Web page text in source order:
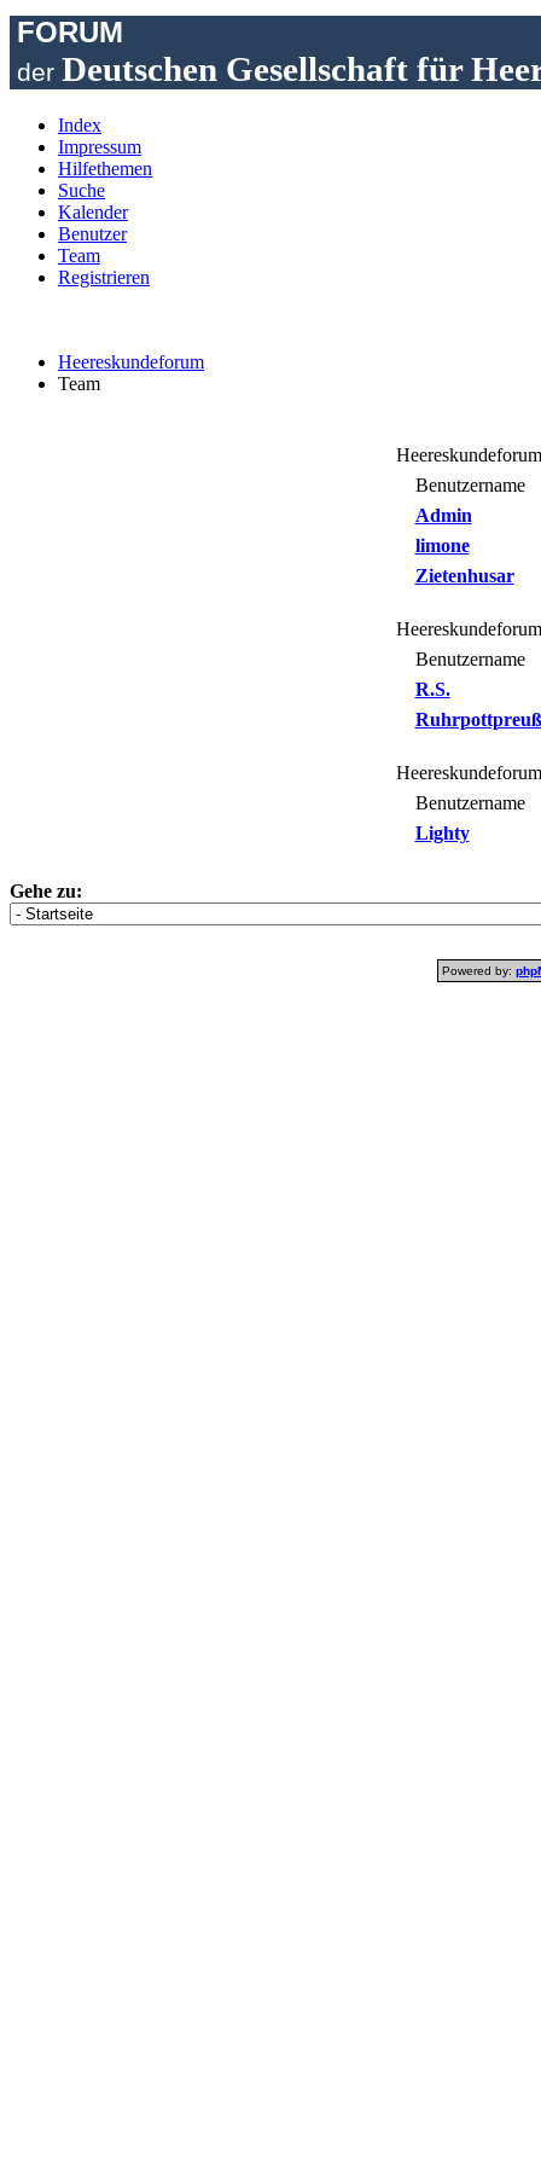
FORUM
der Deutschen Gesellschaft für
Index
Impressum
Hilfethemen
Suche
Kalender
Benutzer
Team
Registrieren
Heereskundeforum
Team
Benutzername
Admin
limone
Zietenhusar
Benutzername
R.S.
Benutzername
Lighty
Gehe zu:
Powered by: